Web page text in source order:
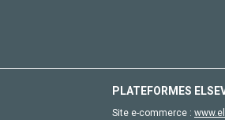
PLATEFORMES
Site e-commerce :